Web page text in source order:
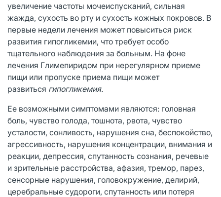
увеличение частоты мочеиспусканий, сильная
жажда, сухость во рту и сухость кожных покровов. В
первые недели лечения может повыситься риск
развития гипогликемии, что требует особо
тщательного наблюдения за больным. На фоне
лечения Глимепиридом при нерегулярном приеме
пищи или пропуске приема пищи может
развиться гипогликемия.
Ее возможными симптомами являются: головная
боль, чувство голода, тошнота, рвота, чувство
усталости, сонливость, нарушения сна, беспокойство,
агрессивность, нарушения концентрации, внимания и
реакции, депрессия, спутанность сознания, речевые
и зрительные расстройства, афазия, тремор, парез,
сенсорные нарушения, головокружение, делирий,
церебральные судороги, спутанность или потеря